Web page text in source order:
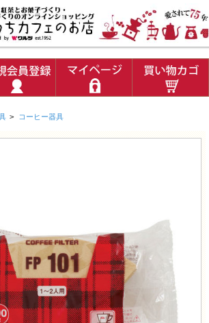
> コーヒー器具